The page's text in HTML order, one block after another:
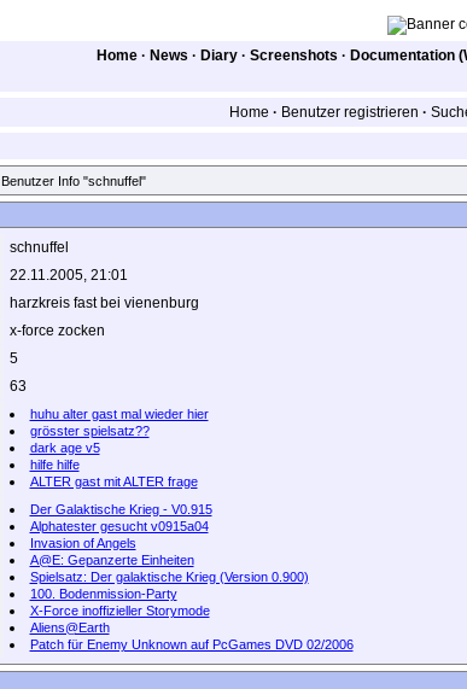
Home · News · Diary · Screenshots · Documentation
Home · Benutzer registrieren ·
Benutzer Info "schnuffel"
schnuffel
22.11.2005, 21:01
harzkreis fast bei vienenburg
x-force zocken
5
63
huhu alter gast mal wieder hier
grösster spielsatz??
dark age v5
hilfe hilfe
ALTER gast mit ALTER frage
Der Galaktische Krieg - V0.915
Alphatester gesucht v0915a04
Invasion of Angels
A@E: Gepanzerte Einheiten
Spielsatz: Der galaktische Krieg (Version 0.900)
100. Bodenmission-Party
X-Force inoffizieller Storymode
Aliens@Earth
Patch für Enemy Unknown auf PcGames DVD 02/2006